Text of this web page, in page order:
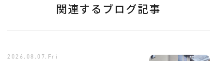
関連するブログ記事
2026.08.07.Fri